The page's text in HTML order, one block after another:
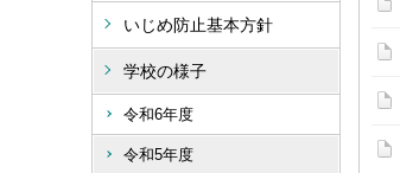
いじめ防止基本方針
学校の様子
令和6年度
令和5年度